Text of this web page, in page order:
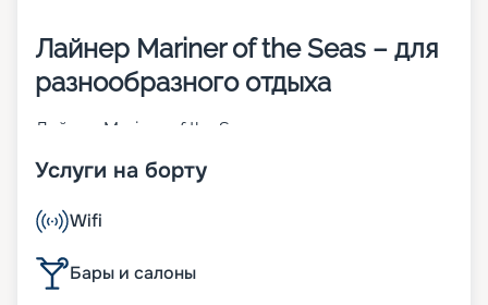
Лайнер Mariner of the Seas – для
разнообразного отдыха
Лайнер Mariner of the Seas относится к классу
построено в 2003 году, а в 2018-м проведена его
достижения, инновационные разработки.
Пассажиры могут посетить ледовый каток,
скалодром, современный фитнес-центр и т. д. Не
забыты и маленькие путешественники. Для них
Услуги на борту
Wifi
Бары и салоны